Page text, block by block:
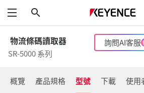
功能表
物流條碼讀取器
SR-5000 系列
詢問AI客服
概覽 產品規格 型號 下載 使用